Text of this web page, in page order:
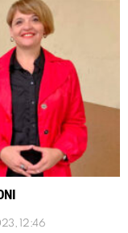
12:46